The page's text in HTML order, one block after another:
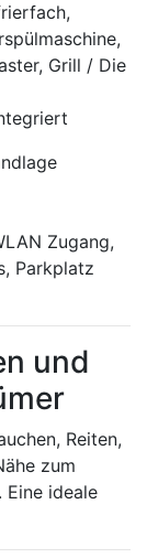
Grill / Die
Zugang,
Parkplatz
und
Reiten,
zum
Eine ideale